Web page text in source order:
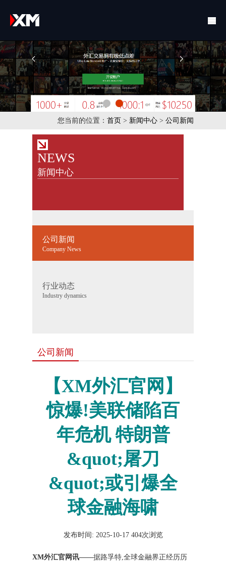
您当前的位置： 首页 > 新闻中心 > 公司新闻
NEWS
新闻中心
公司新闻
Company News
行业动态
Industry dynamics
公司新闻
【XM外汇官网】
惊爆!美联储陷百
年危机 特朗普
&quot;屠刀
&quot;或引爆全
球金融海啸
发布时间: 2025-10-17 404次浏览
XM外汇官网讯——据路孚特,全球金融界正经历历